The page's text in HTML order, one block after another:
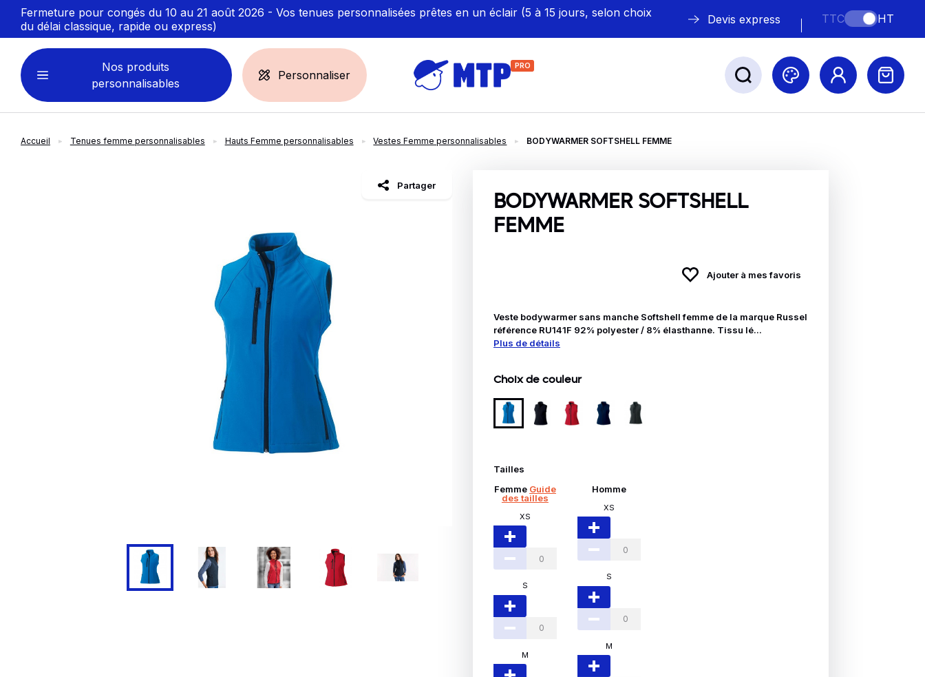
Fermeture pour congés du 10 au 21 août 2026 - Vos tenues personnalisées prêtes en un éclair (5 à 15 jours, selon choix
du délai classique, rapide ou express)
Devis express TTC HT
PRO
Nos produits
personnalisables
VÊTEMENTS
ACCESSOIRES
Chapeau et Bob
Toque et Calot
Sac et pochette
Linge bain
Blouse, Tunique et Chasuble
Chaussures de sécurité
Parapluie
Echarpe et Tour de Cou
UNIVERS
Santé - Bien-être
ÉCORESPONSABLE
Made in Europe
Fabriqué en France
Nos marques
Personnaliser
Accueil Tenues femme personnalisables Hauts Femme personnalisables Vestes Femme personnalisables BODYWARMER SOFTSHELL FEMME
BODYWARMER SOFTSHELL
FEMME
Ajouter à mes favoris
Veste bodywarmer sans manche Softshell femme de la marque Russel
référence RU141F 92% polyester / 8% élasthanne. Tissu lé...
Plus de détails
Choix de couleur
Tailles
Femme Guide
des tailles
XS
S
M
Homme
XS
S
M
Partager